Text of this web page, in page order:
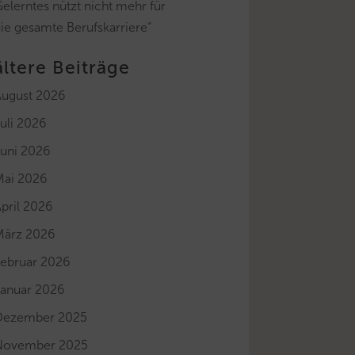
nützt nicht mehr für
gesamte Berufskarriere“
Beiträge
2026
2026
2026
2026
2026
2026
2026
2026
2025
2025